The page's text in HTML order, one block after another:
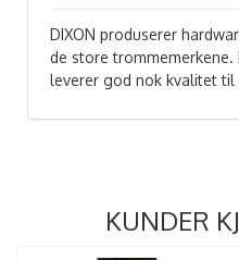
DIXON produserer
de store
leverer god nok kvalitet
KUNDER